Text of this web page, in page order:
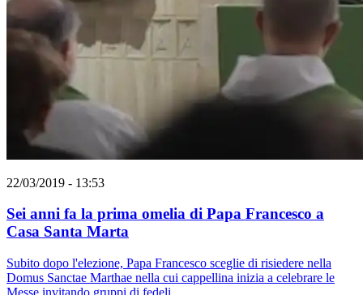
22/03/2019 - 13:53
Sei anni fa la prima omelia di Papa Francesco a
Casa Santa Marta
Subito dopo l'elezione, Papa Francesco sceglie di risiedere nella
Domus Sanctae Marthae nella cui cappellina inizia a celebrare le
Messe invitando gruppi di fedeli.